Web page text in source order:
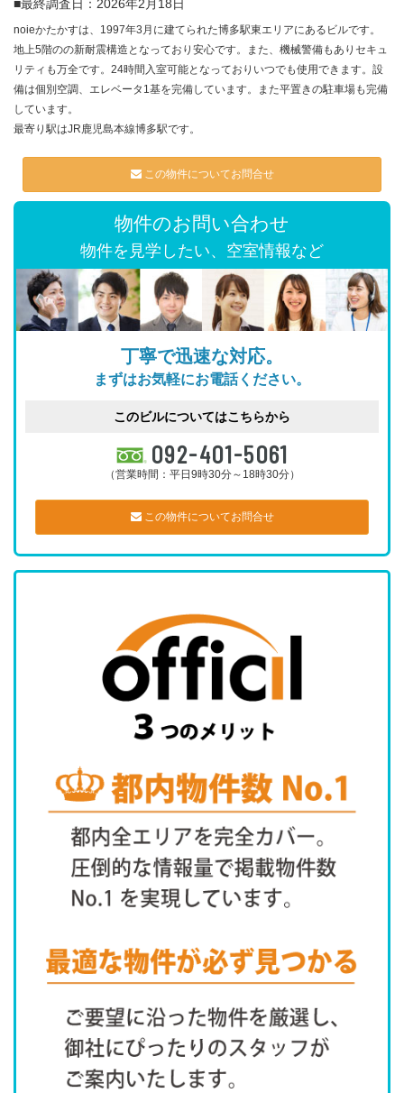
■最終調査日：2026年2月18日
noieかたかすは、1997年3月に建てられた博多駅東エリアにあるビルです。
地上5階のの新耐震構造となっており安心です。また、機械警備もありセキュ
リティも万全です。24時間入室可能となっておりいつでも使用できます。設
備は個別空調、エレベータ1基を完備しています。また平置きの駐車場も完備
しています。
最寄り駅はJR鹿児島本線博多駅です。
この物件についてお問合せ
物件のお問い合わせ
物件を見学したい、空室情報など
丁寧で迅速な対応。
まずはお気軽にお電話ください。
このビルについてはこちらから
092-401-5061
（営業時間：平日9時30分～18時30分）
この物件についてお問合せ